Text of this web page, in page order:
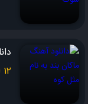
۱۲ اسفند ۱۴۰۲